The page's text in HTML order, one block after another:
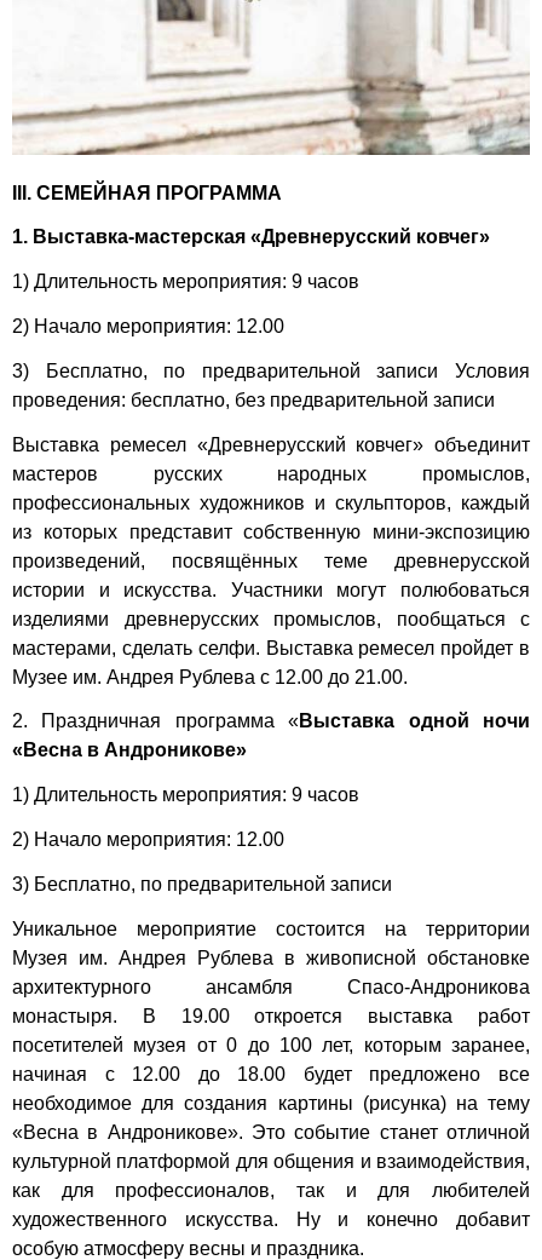
III. СЕМЕЙНАЯ ПРОГРАММА
1. Выставка-мастерская «Древнерусский ковчег»
1) Длительность мероприятия: 9 часов
2) Начало мероприятия: 12.00
3) Бесплатно, по предварительной записи Условия
проведения: бесплатно, без предварительной записи
Выставка ремесел «Древнерусский ковчег» объединит
мастеров русских народных промыслов,
профессиональных художников и скульпторов, каждый
из которых представит собственную мини-экспозицию
произведений, посвящённых теме древнерусской
истории и искусства. Участники могут полюбоваться
изделиями древнерусских промыслов, пообщаться с
мастерами, сделать селфи. Выставка ремесел пройдет в
Музее им. Андрея Рублева с 12.00 до 21.00.
2. Праздничная программа «Выставка одной ночи
«Весна в Андроникове»
1) Длительность мероприятия: 9 часов
2) Начало мероприятия: 12.00
3) Бесплатно, по предварительной записи
Уникальное мероприятие состоится на территории
Музея им. Андрея Рублева в живописной обстановке
архитектурного ансамбля Спасо-Андроникова
монастыря. В 19.00 откроется выставка работ
посетителей музея от 0 до 100 лет, которым заранее,
начиная с 12.00 до 18.00 будет предложено все
необходимое для создания картины (рисунка) на тему
«Весна в Андроникове». Это событие станет отличной
культурной платформой для общения и взаимодействия,
как для профессионалов, так и для любителей
художественного искусства. Ну и конечно добавит
особую атмосферу весны и праздника.